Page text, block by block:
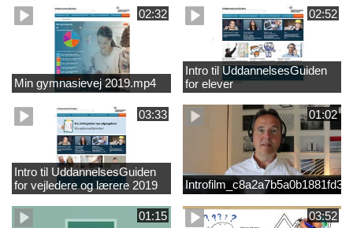
02:32
Min gymnasievej 2019.mp4
02:52
Intro til UddannelsesGuiden
for elever
03:33
Intro til UddannelsesGuiden
for vejledere og lærere 2019
01:02
01:15 03:52